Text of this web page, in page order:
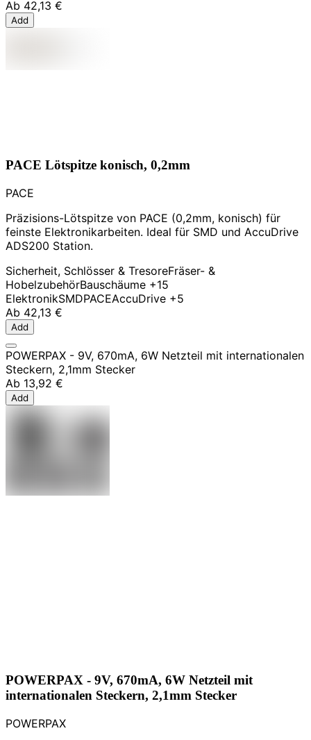
Ab 42,13 €
Add
PACE Lötspitze konisch, 0,2mm
PACE
Präzisions-Lötspitze von PACE (0,2mm, konisch) für
feinste Elektronikarbeiten. Ideal für SMD und AccuDrive
ADS200 Station.
Sicherheit, Schlösser & TresoreFräser- &
HobelzubehörBauschäume +15
ElektronikSMDPACEAccuDrive +5
Ab 42,13 €
Add
POWERPAX - 9V, 670mA, 6W Netzteil mit internationalen
Steckern, 2,1mm Stecker
Ab 13,92 €
Add
POWERPAX - 9V, 670mA, 6W Netzteil mit
internationalen Steckern, 2,1mm Stecker
POWERPAX